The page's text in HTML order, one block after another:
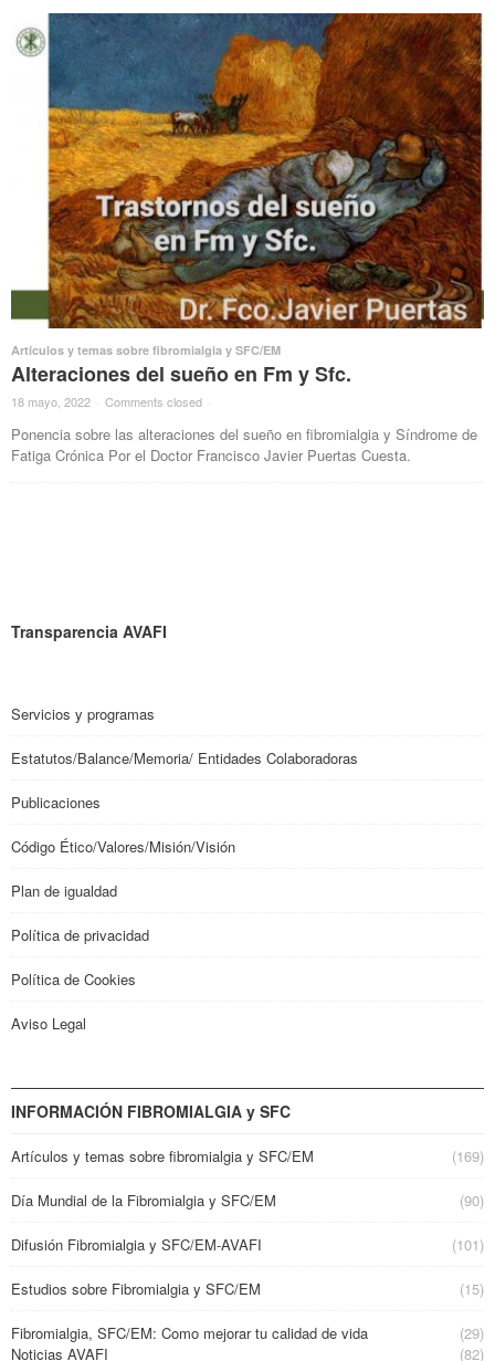
Artículos y temas sobre fibromialgia y SFC/EM
Alteraciones del sueño en Fm y Sfc.
18 mayo, 2022 · Comments closed ·
Ponencia sobre las alteraciones del sueño en fibromialgia y Síndrome de
Fatiga Crónica Por el Doctor Francisco Javier Puertas Cuesta.
Transparencia AVAFI
Servicios y programas
Estatutos/Balance/Memoria/ Entidades Colaboradoras
Publicaciones
Código Ético/Valores/Misión/Visión
Plan de igualdad
Política de privacidad
Política de Cookies
Aviso Legal
INFORMACIÓN FIBROMIALGIA y SFC
Artículos y temas sobre fibromialgia y SFC/EM (169)
Día Mundial de la Fibromialgia y SFC/EM (90)
Difusión Fibromialgia y SFC/EM-AVAFI (101)
Estudios sobre Fibromialgia y SFC/EM (15)
Fibromialgia, SFC/EM: Como mejorar tu calidad de vida
(29)
Noticias AVAFI
(82)